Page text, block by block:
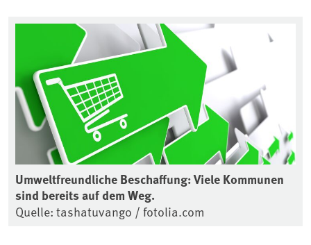
Umweltfreundliche Beschaffung: Viele Kommunen
sind bereits auf dem Weg.
Quelle: tashatuvango / fotolia.com